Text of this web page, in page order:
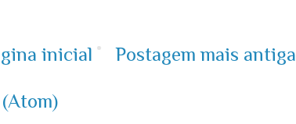
Postagem mais antiga
inicial